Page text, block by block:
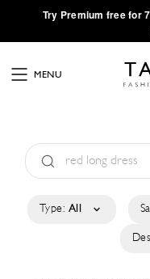
·Try Premium free for
MENU
Type: All